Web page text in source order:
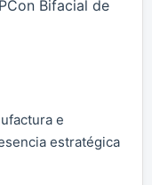
Bifacial de
e
estratégica